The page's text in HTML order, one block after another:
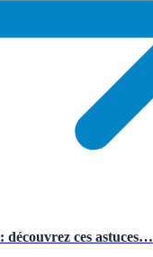
découvrez ces astuces…